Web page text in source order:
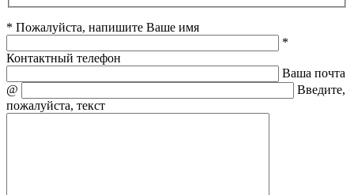
* Пожалуйста, напишите Ваше имя
*
Контактный телефон
Ваша почта
@
Введите,
пожалуйста, текст